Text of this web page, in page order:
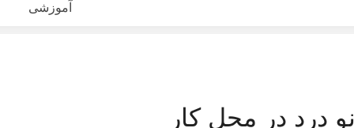
آموزشی
درد در محل کار